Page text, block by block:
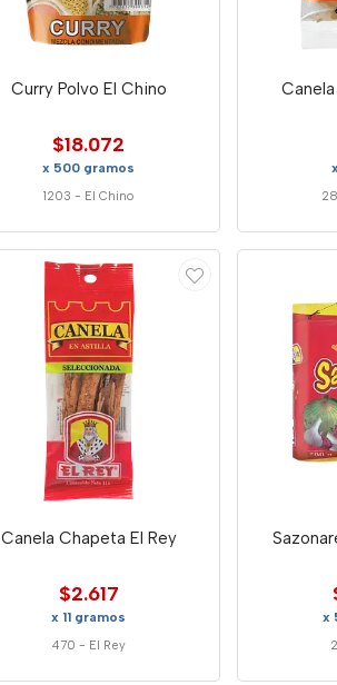
Curry Polvo El Chino
$18.072
x 500 gramos
1203 - El Chino
Canela Chapeta El Rey
$2.617
x 11 gramos
470 - El Rey
x